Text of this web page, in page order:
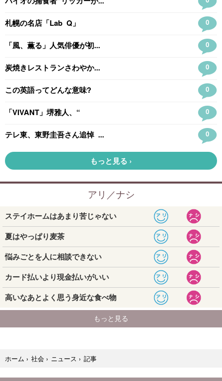
ホーム › 社会 › ニュース › 記事